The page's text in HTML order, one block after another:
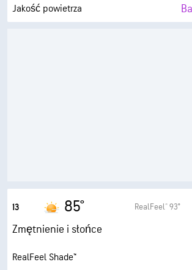
Jakość powietrza
Widoczność
Pułap chmur
13 85° RealFeel® 93°
Zmętnienie i słońce
RealFeel Shade™